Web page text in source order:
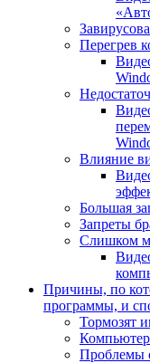
Перегрев
Влияние
Большая
Запреты
Слишком
Причины, по
программы, и
Тормозят
Компьютер
Проблемы